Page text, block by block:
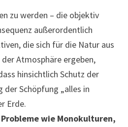
zu werden – die objektiv
außerordentlich
die sich für die Natur aus
der Atmosphäre ergeben,
hinsichtlich Schutz der
Schöpfung „alles in
Erde.
wie Monokulturen,